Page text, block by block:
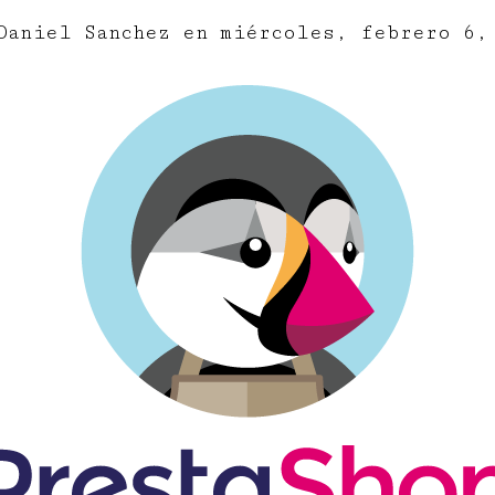
Sanchez enmiércoles, febrero 6,